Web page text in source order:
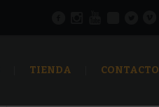
TIENDA CONTACTO